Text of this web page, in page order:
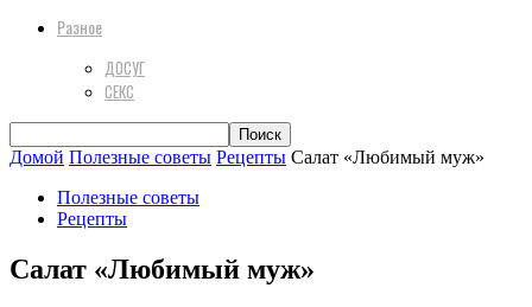
Разное
ДОСУГ
СЕКС
Домой Полезные советы Рецепты Салат «Любимый муж»
Полезные советы
Рецепты
Салат «Любимый муж»